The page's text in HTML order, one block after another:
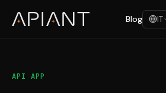
Blog IT
API APP